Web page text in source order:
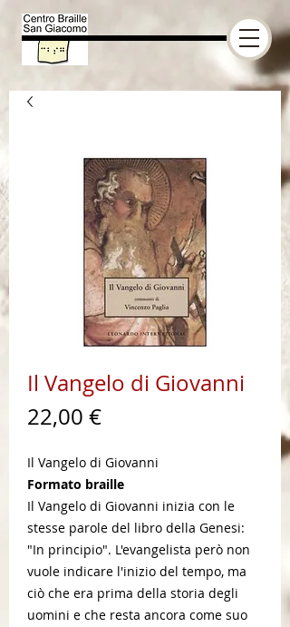
Il Vangelo di Giovanni
22,00 €Prezzo
Il Vangelo di Giovanni
Formato braille
Il Vangelo di Giovanni inizia con le
stesse parole del libro della Genesi:
"In principio". L'evangelista però non
vuole indicare l'inizio del tempo, ma
ciò che era prima della storia degli
uomini e che resta ancora come suo